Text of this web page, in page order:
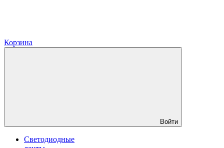
Корзина
Войти
Светодиодные